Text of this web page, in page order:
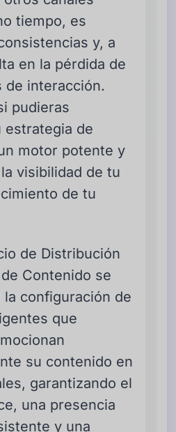
tiempo, es
y, a
en la pérdida de
de interacción.
pudieras
estrategia de
motor potente y
visibilidad de tu
de tu
de Distribución
Contenido se
la configuración de
que
su contenido en
garantizando el
una presencia
y una